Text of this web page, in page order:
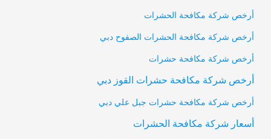
أرخص شركة مكافحة الحشرات
أرخص شركة مكافحة الحشرات الصفوح دبي
أرخص شركة مكافحة حشرات
أرخص شركة مكافحة حشرات القوز دبي
أرخص شركة مكافحة حشرات جبل علي دبي
أسعار شركة مكافحة الحشرات